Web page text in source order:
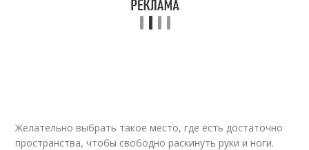
Желательно выбрать такое место, где есть достаточно
пространства, чтобы свободно раскинуть руки и ноги.